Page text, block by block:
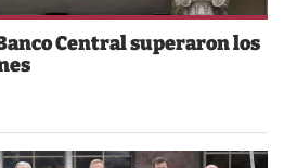
Central superaron los